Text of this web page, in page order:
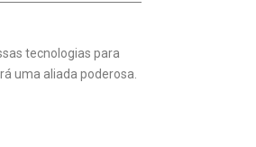
tecnologias para
uma aliada poderosa.